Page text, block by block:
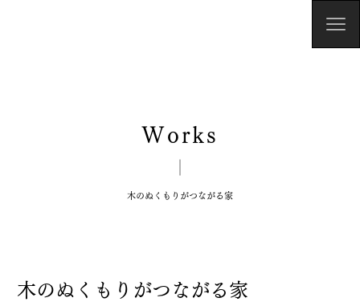
Works
木のぬくもりがつながる家
木のぬくもりがつながる家